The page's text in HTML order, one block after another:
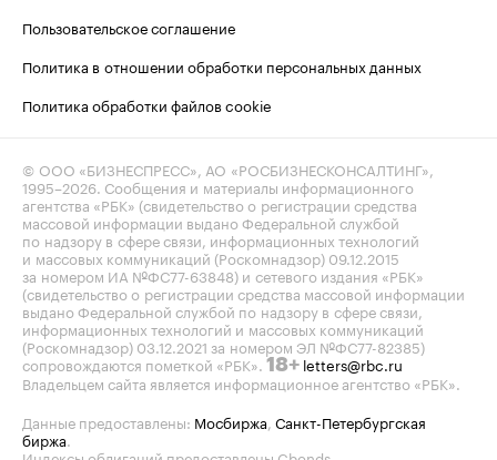
Пользовательское соглашение
Политика в отношении обработки персональных данных
Политика обработки файлов cookie
© ООО «БИЗНЕСПРЕСС», АО «РОСБИЗНЕСКОНСАЛТИНГ»,
1995–2026 . Сообщения и материалы информационного
агентства «РБК» (свидетельство о регистрации средства
массовой информации выдано Федеральной службой
по надзору в сфере связи, информационных технологий
и массовых коммуникаций (Роскомнадзор) 09.12.2015
за номером ИА №ФС77-63848) и сетевого издания «РБК»
(свидетельство о регистрации средства массовой информации
выдано Федеральной службой по надзору в сфере связи,
информационных технологий и массовых коммуникаций
(Роскомнадзор) 03.12.2021 за номером ЭЛ №ФС77-82385)
сопровождаются пометкой «РБК». 18+ letters@rbc.ru
Владельцем сайта является информационное агентство «РБК».
Данные предоставлены: Мосбиржа Санкт-Петербургская
биржа